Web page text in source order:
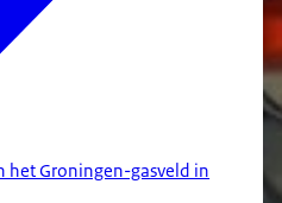
het Groningen-gasveld in